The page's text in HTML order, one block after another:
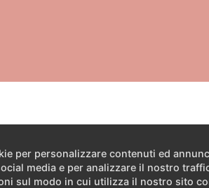
per personalizzare contenuti ed
media e per analizzare il nostro
sul modo in cui utilizza il nostro sito